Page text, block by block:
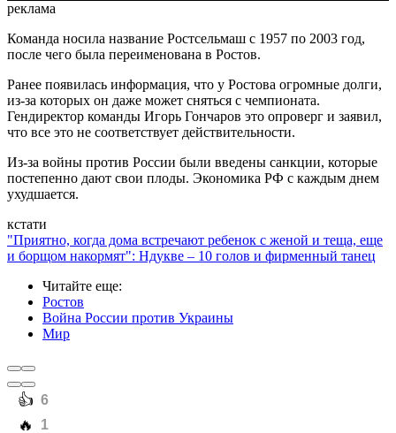
реклама
Команда носила название Ростсельмаш с 1957 по 2003 год,
после чего была переименована в Ростов.
Ранее появилась информация, что у Ростова огромные долги,
из-за которых он даже может сняться с чемпионата.
Гендиректор команды Игорь Гончаров это опроверг и заявил,
что все это не соответствует действительности.
Из-за войны против России были введены санкции, которые
постепенно дают свои плоды. Экономика РФ с каждым днем
ухудшается.
кстати
"Приятно, когда дома встречают ребенок с женой и теща, еще
и борщом накормят": Ндукве – 10 голов и фирменный танец
Читайте еще:
Ростов
Война России против Украины
Мир
️👍 6
️🔥 1